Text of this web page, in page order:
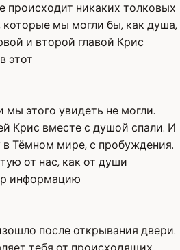
происходит никаких толковых
мы могли бы, как душа,
и второй главой Крис
этот
мы этого увидеть не могли.
Крис вместе с душой спали. И
в Тёмном мире, с пробуждения.
от нас, как от души
информацию
после открывания двери.